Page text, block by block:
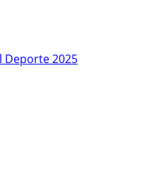
Deporte 2025